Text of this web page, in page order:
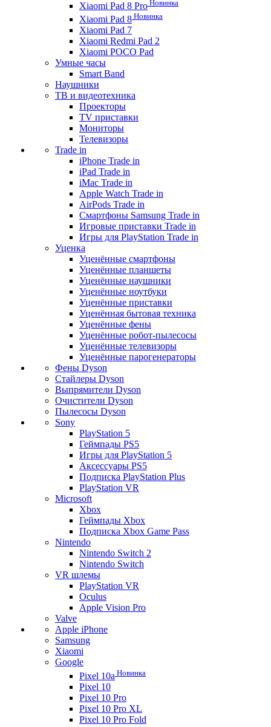
Xiaomi Pad 8 Pro Новинка
Xiaomi Pad 8 Новинка
Xiaomi Pad 7
Xiaomi Redmi Pad 2
Xiaomi POCO Pad
Умные часы
Smart Band
Наушники
ТВ и видеотехника
Проекторы
TV приставки
Мониторы
Телевизоры
Trade in
iPhone Trade in
iPad Trade in
iMac Trade in
Apple Watch Trade in
AirPods Trade in
Смартфоны Samsung Trade in
Игровые приставки Trade in
Игры для PlayStation Trade in
Уценка
Уценённые смартфоны
Уценённые планшеты
Уценённые наушники
Уценённые ноутбуки
Уценённые приставки
Уценённая бытовая техника
Уценённые фены
Уценённые робот-пылесосы
Уценённые телевизоры
Уценённые парогенераторы
Фены Dyson
Стайлеры Dyson
Выпрямители Dyson
Очистители Dyson
Пылесосы Dyson
Sony
PlayStation 5
Геймпады PS5
Игры для PlayStation 5
Аксессуары PS5
Подписка PlayStation Plus
PlayStation VR
Microsoft
Xbox
Геймпады Xbox
Подписка Xbox Game Pass
Nintendo
Nintendo Switch 2
Nintendo Switch
VR шлемы
PlayStation VR
Oculus
Apple Vision Pro
Valve
Apple iPhone
Samsung
Xiaomi
Google
Pixel 10a Новинка
Pixel 10
Pixel 10 Pro
Pixel 10 Pro XL
Pixel 10 Pro Fold